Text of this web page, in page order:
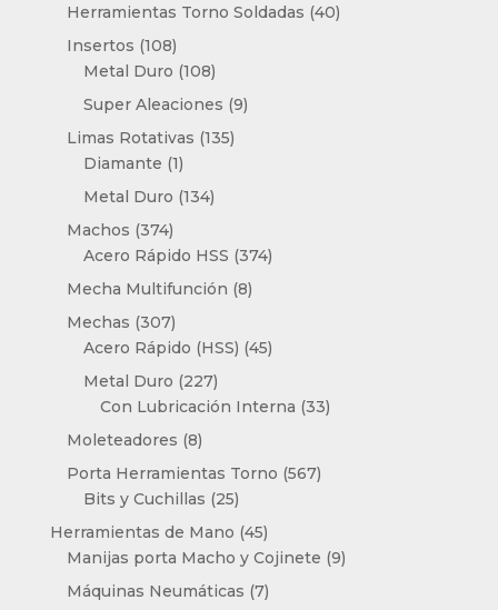
Herramientas Torno Soldadas 4040
Insertos 108108
productos
Metal Duro 108108
productos
Super Aleaciones 99
Limas Rotativas 135135
Diamante 11
producto
Metal Duro 134134
Machos 374374
productos
Acero Rápido HSS 374374
Mecha Multifunción 88
Mechas 307307
productos
Acero Rápido (HSS) 4545
Metal Duro 227227
productos
Con Lubricación Interna 3333
Moleteadores 88
productos
Porta Herramientas Torno 567567
Bits y Cuchillas 2525
productos
Herramientas de Mano 4545
productos
Manijas porta Macho y Cojinete 99
Máquinas Neumáticas 77